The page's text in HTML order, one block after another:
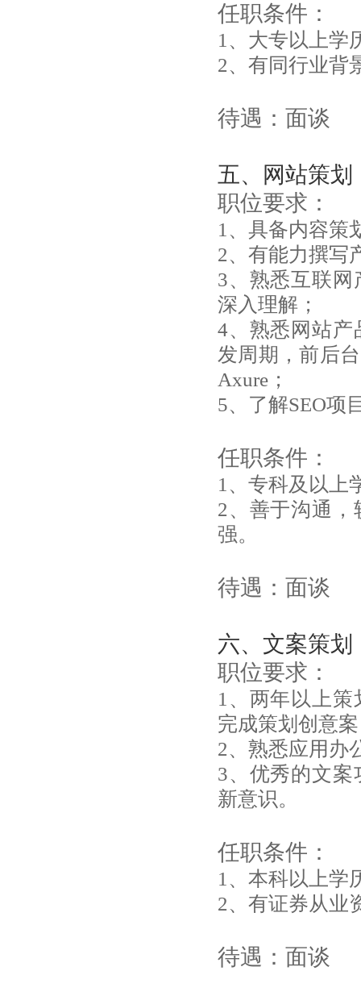
任职条件：
1、大专以上学
2、有同行业背
待遇：面谈
五、网站策划
职位要求：
1、具备内容策
2、有能力撰写
3、熟悉互联
深入理解；
4、熟悉网站产
发周期，前后
Axure；
5、了解SEO项
任职条件：
1、专科及以上
2、善于沟通
强。
待遇：面谈
六、文案策划
职位要求：
1、两年以上
完成策划创意
2、熟悉应用办
3、优秀的文
新意识。
任职条件：
1、本科以上学
2、有证券从业
待遇：面谈